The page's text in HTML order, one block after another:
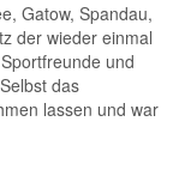
Gatow, Spandau,
der wieder einmal
und
das
lassen und war